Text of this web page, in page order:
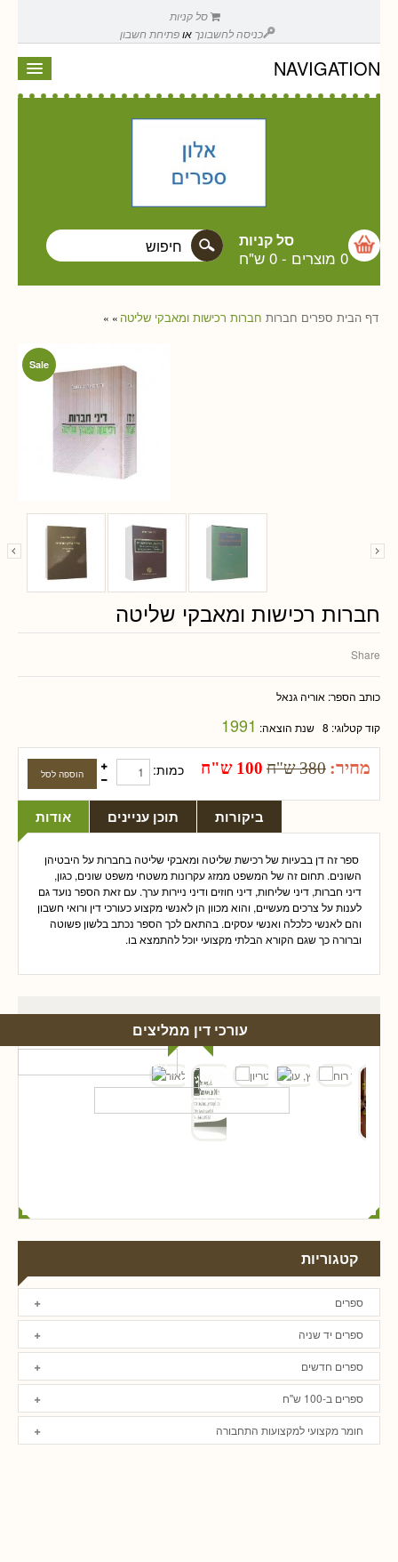
סל קניות
כניסה לחשבונך אופתיחת חשבון
NAVIGATION
סל קניות
0 מוצרים - 0 ש"ח
דף הבית » ספרים חברות » חברות רכישות ומאבקי שליטה
Sale
חברות רכישות ומאבקי שליטה
Share
כותב הספר: אוריה גנאל
קוד קטלוגי: 8 שנת הוצאה: 1991
מחיר: 380 ש"ח 100 ש"ח כמות:
אודות תוכן עניינים ביקורות
ספר זה דן בבעיות של רכישת שליטה ומאבקי שליטה בחברות על היבטיהן
השונים. תחום זה של המשפט ממזג עקרונות משטחי משפט שונים, כגון,
דיני חברות, דיני שליחות, דיני חוזים ודיני ניירות ערך. עם זאת הספר נועד גם
לענות על צרכים מעשיים, והוא מכוון הן לאנשי מקצוע כעורכי דין ורואי חשבון
והם לאנשי כלכלה ואנשי עסקים. בהתאם לכך הספר נכתב בלשון פשוטה
וברורה כך שגם הקורא הבלתי מקצועי יוכל להתמצא בו.
עורכי דין ממליצים
קטגוריות
ספרים
ספרים יד שניה
ספרים חדשים
ספרים ב-100 ש"ח
חומר מקצועי למקצועות התחבורה